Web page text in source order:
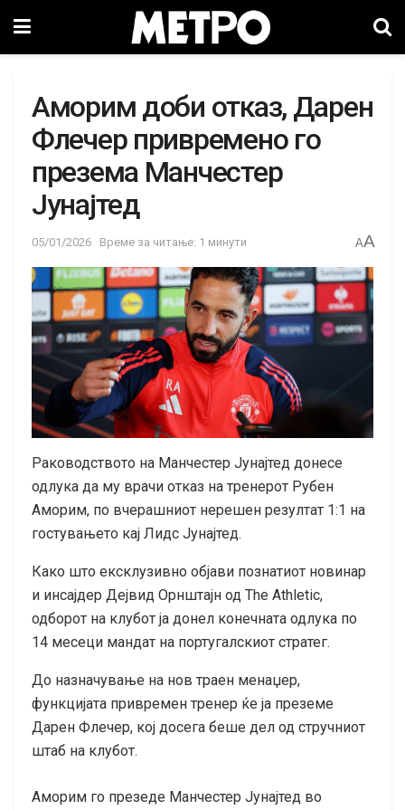
Аморим доби отказ, Дарен
Флечер привремено го
презема Манчестер
Јунајтед
05/01/2026 Време за читање: 1 минути AA
Раководството на Манчестер Јунајтед донесе
одлука да му врачи отказ на тренерот Рубен
Аморим, по вчерашниот нерешен резултат 1:1 на
гостувањето кај Лидс Јунајтед.
Како што ексклузивно објави познатиот новинар
и инсајдер Дејвид Орнштајн од The Athletic,
одборот на клубот ја донел конечната одлука по
14 месеци мандат на португалскиот стратег.
До назначување на нов траен менаџер,
функцијата привремен тренер ќе ја преземе
Дарен Флечер, кој досега беше дел од стручниот
штаб на клубот.
Аморим го презеде Манчестер Јунајтед во